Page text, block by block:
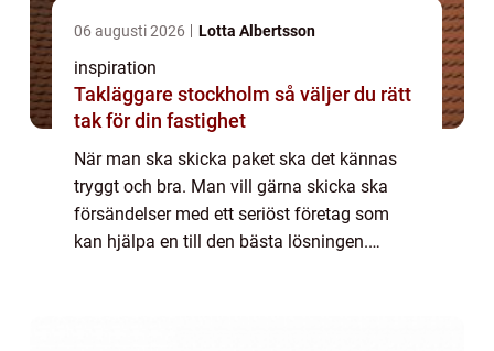
06 augusti 2026 Lotta Albertsson
inspiration
Takläggare stockholm så väljer du rätt
tak för din fastighet
När man ska skicka paket ska det kännas
tryggt och bra. Man vill gärna skicka ska
försändelser med ett seriöst företag som
kan hjälpa en till den bästa lösningen.